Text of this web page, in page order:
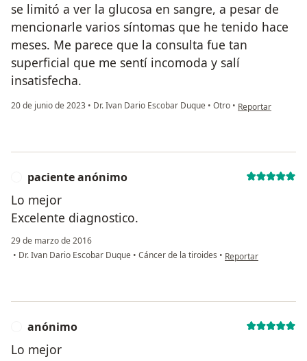
se limitó a ver la glucosa en sangre, a pesar de
mencionarle varios síntomas que he tenido hace
meses. Me parece que la consulta fue tan
superficial que me sentí incomoda y salí
insatisfecha.
20 de junio de 2023 • Dr. Ivan Dario Escobar Duque • Otro • en opinión del
Reportar
paciente anónimo
Lo mejor
Excelente diagnostico.
29 de marzo de 2016
• Dr. Ivan Dario Escobar Duque • Cáncer de la tiroides • en opinión del
Reportar
anónimo
Lo mejor